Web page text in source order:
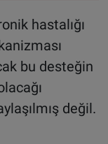
hastalığı
bu desteğin
değil.